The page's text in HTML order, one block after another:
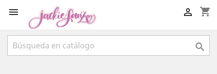
 shopping_cart

